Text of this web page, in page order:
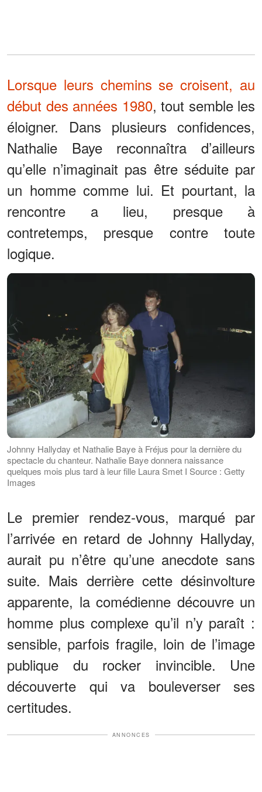
Lorsque leurs chemins se croisent, au
début des années 1980, tout semble les
éloigner. Dans plusieurs confidences,
Nathalie Baye reconnaîtra d’ailleurs
qu’elle n’imaginait pas être séduite par
un homme comme lui. Et pourtant, la
rencontre a lieu, presque à
contretemps, presque contre toute
logique.
Johnny Hallyday et Nathalie Baye à Fréjus pour la dernière du
spectacle du chanteur. Nathalie Baye donnera naissance
quelques mois plus tard à leur fille Laura Smet I Source : Getty
Images
Le premier rendez-vous, marqué par
l’arrivée en retard de Johnny Hallyday,
aurait pu n’être qu’une anecdote sans
suite. Mais derrière cette désinvolture
apparente, la comédienne découvre un
homme plus complexe qu’il n’y paraît :
sensible, parfois fragile, loin de l’image
publique du rocker invincible. Une
découverte qui va bouleverser ses
certitudes.
ANNONCES